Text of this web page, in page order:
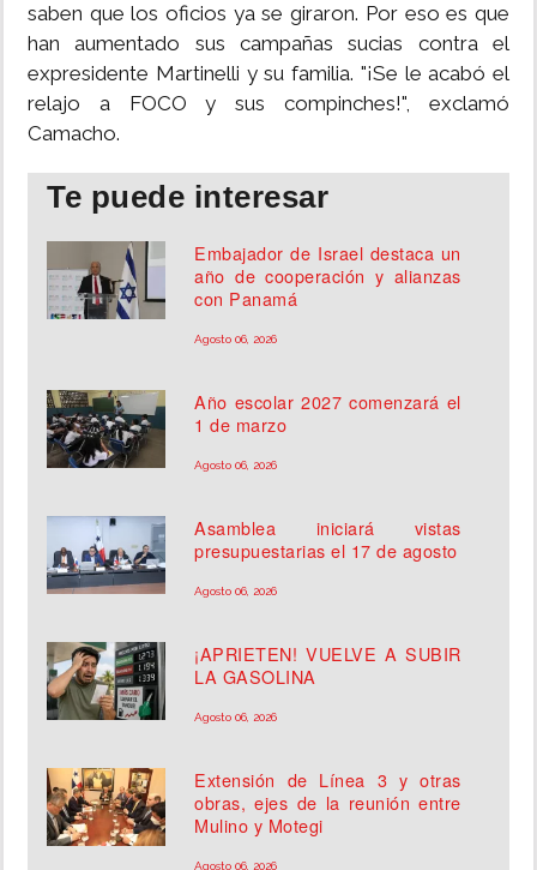
saben que los oficios ya se giraron. Por eso es que
han aumentado sus campañas sucias contra el
expresidente Martinelli y su familia. "¡Se le acabó el
relajo a FOCO y sus compinches!", exclamó
Camacho.
Te puede interesar
Embajador de Israel destaca un
año de cooperación y alianzas
con Panamá
Agosto 06, 2026
Año escolar 2027 comenzará el
1 de marzo
Agosto 06, 2026
Asamblea iniciará vistas
presupuestarias el 17 de agosto
Agosto 06, 2026
¡APRIETEN! VUELVE A SUBIR
LA GASOLINA
Agosto 06, 2026
Extensión de Línea 3 y otras
obras, ejes de la reunión entre
Mulino y Motegi
Agosto 06, 2026